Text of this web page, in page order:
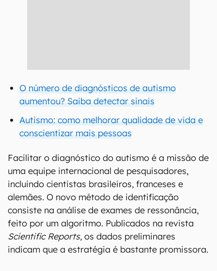
O número de diagnósticos de autismo
aumentou? Saiba detectar sinais
Autismo: como melhorar qualidade de vida e
conscientizar mais pessoas
Facilitar o diagnóstico do autismo é a missão de
uma equipe internacional de pesquisadores,
incluindo cientistas brasileiros, franceses e
alemães. O novo método de identificação
consiste na análise de exames de ressonância,
feito por um algoritmo. Publicados na revista
Scientific Reports, os dados preliminares
indicam que a estratégia é bastante promissora.